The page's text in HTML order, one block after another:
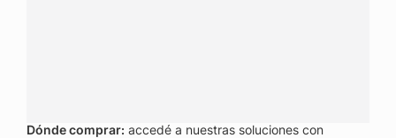
Dónde comprar: accedé a nuestras soluciones con